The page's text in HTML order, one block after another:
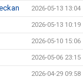
2026-05-13 13:04
2026-05-13 10:19
2026-05-10 15:06
2026-05-06 23:15
2026-04-29 09:58